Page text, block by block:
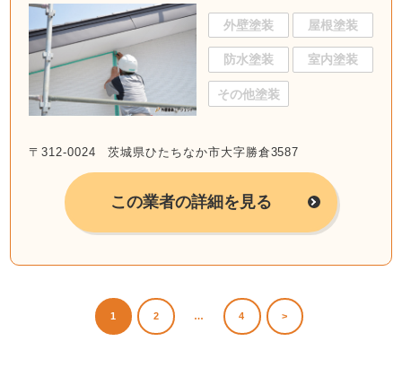
外壁塗装 屋根塗装
防水塗装 室内塗装
その他塗装
〒312-0024 茨城県ひたちなか市大字勝倉3587
この業者の詳細を見る
1 2 … 4 >